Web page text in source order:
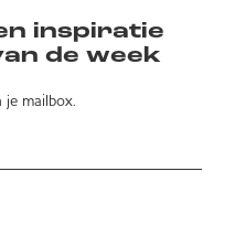
inspiratie
de week
je mailbox.